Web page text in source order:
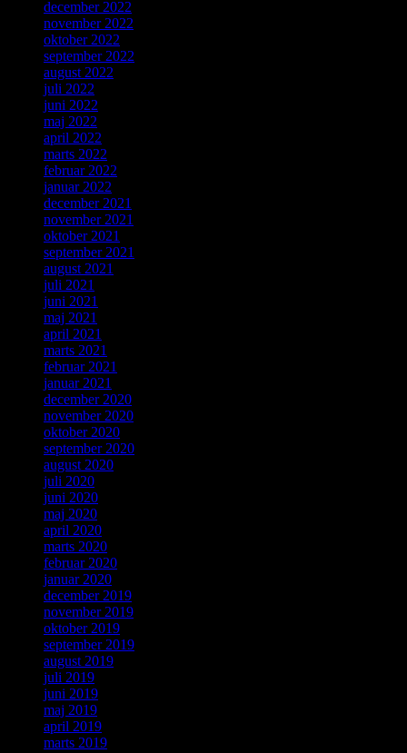
december 2022
november 2022
oktober 2022
september 2022
august 2022
juli 2022
juni 2022
maj 2022
april 2022
marts 2022
februar 2022
januar 2022
december 2021
november 2021
oktober 2021
september 2021
august 2021
juli 2021
juni 2021
maj 2021
april 2021
marts 2021
februar 2021
januar 2021
december 2020
november 2020
oktober 2020
september 2020
august 2020
juli 2020
juni 2020
maj 2020
april 2020
marts 2020
februar 2020
januar 2020
december 2019
november 2019
oktober 2019
september 2019
august 2019
juli 2019
juni 2019
maj 2019
april 2019
marts 2019